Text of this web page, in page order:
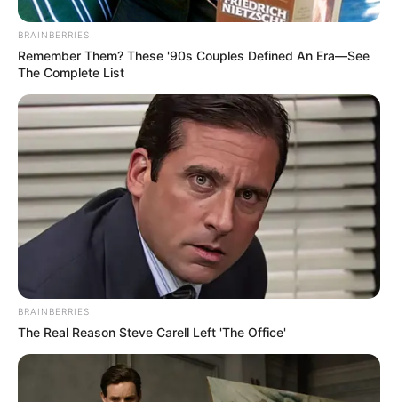
BRAINBERRIES
Remember Them? These '90s Couples Defined An Era—See
The Complete List
BRAINBERRIES
The Real Reason Steve Carell Left 'The Office'